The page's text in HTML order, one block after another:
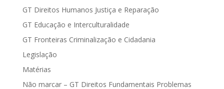
GT Direitos Humanos Justiça e Reparação
GT Educação e Interculturalidade
GT Fronteiras Criminalização e Cidadania
Legislação
Matérias
Não marcar – GT Direitos Fundamentais Problemas